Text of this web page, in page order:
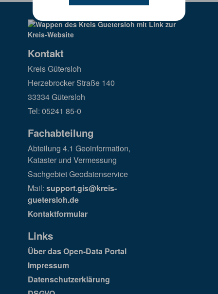
Kontakt
Kreis Gütersloh
Herzebrocker Straße 140
33334 Gütersloh
Tel: 05241 85-0
Fachabteilung
Abteilung 4.1 Geoinformation,
Kataster und Vermessung
Sachgebiet Geodatenservice
Mail: support.gis@kreis-
guetersloh.de
Kontaktformular
Links
Über das Open-Data Portal
Impressum
Datenschutzerklärung